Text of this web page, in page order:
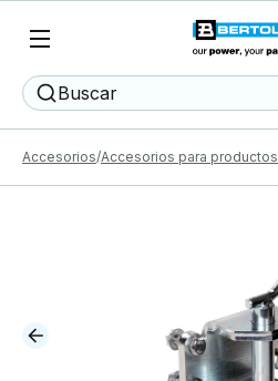
Buscar
Accesorios Accesorios para productos